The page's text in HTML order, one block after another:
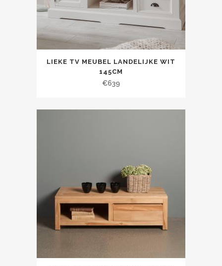
LIEKE TV MEUBEL LANDELIJKE WIT
145CM
€639